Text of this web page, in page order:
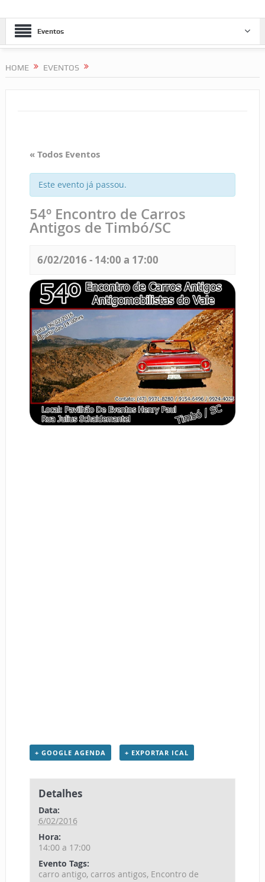
Eventos
HOME EVENTOS
« Todos Eventos
Este evento já passou.
54º Encontro de Carros
Antigos de Timbó/SC
6/02/2016 - 14:00 a 17:00
+ GOOGLE AGENDA + EXPORTAR ICAL
Detalhes
Data:
6/02/2016
Hora:
14:00 a 17:00
Evento Tags:
carro antigo, carros antigos, Encontro de